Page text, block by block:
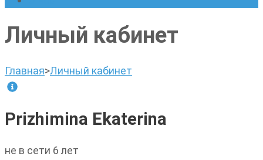
Личный кабинет
Главная>Личный кабинет
Prizhimina Ekaterina
не в сети 6 лет